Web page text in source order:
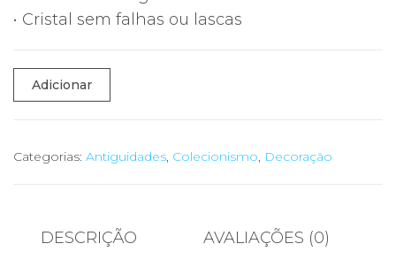
• Cristal sem falhas ou lascas
Quantidade
de
Abre-
CRISAL
Adicionar
Categorias: Antiguidades, Colecionismo, Decoração
DESCRIÇÃO AVALIAÇÕES (0)